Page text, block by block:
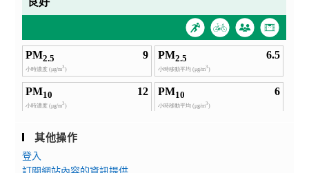
其他操作
登入